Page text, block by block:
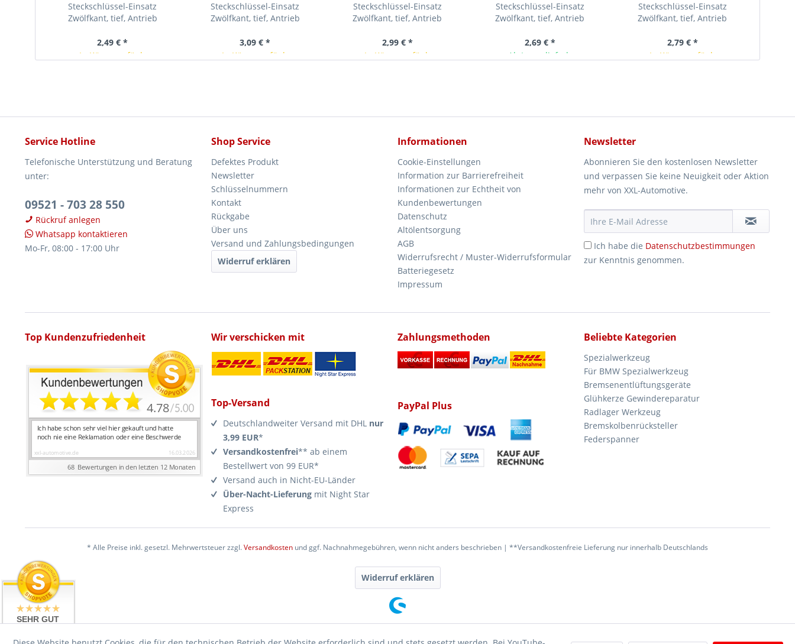
Steckschlüssel-Einsatz
Zwölfkant, tief, Antrieb
2,49 € *
In Kürze verfügbar
Steckschlüssel-Einsatz
Zwölfkant, tief, Antrieb
3,09 € *
In Kürze verfügbar
Steckschlüssel-Einsatz
Zwölfkant, tief, Antrieb
2,99 € *
In Kürze verfügbar
Steckschlüssel-Einsatz
Zwölfkant, tief, Antrieb
2,69 € *
Ab Lager lieferbar
Steckschlüssel-Einsatz
Zwölfkant, tief, Antrieb
2,79 € *
In Kürze verfügbar
Service Hotline
Telefonische Unterstützung und Beratung
unter:
09521 - 703 28 550
Rückruf anlegen
Whatsapp kontaktieren
Mo-Fr, 08:00 - 17:00 Uhr
Shop Service
Defektes Produkt
Newsletter
Schlüsselnummern
Kontakt
Rückgabe
Über uns
Versand und Zahlungsbedingungen
Widerruf erklären
Informationen
Cookie-Einstellungen
Information zur Barrierefreiheit
Informationen zur Echtheit von
Kundenbewertungen
Datenschutz
Altölentsorgung
AGB
Widerrufsrecht / Muster-Widerrufsformular
Batteriegesetz
Impressum
Newsletter
Abonnieren Sie den kostenlosen Newsletter
und verpassen Sie keine Neuigkeit oder Aktion
mehr von XXL-Automotive.
Ich habe die Datenschutzbestimmungen
zur Kenntnis genommen.
Top Kundenzufriedenheit Wir verschicken mit
Top-Versand
Deutschlandweiter Versand mit DHL nur
3,99 EUR*
Versandkostenfrei** ab einem
Bestellwert von 99 EUR*
Versand auch in Nicht-EU-Länder
Über-Nacht-Lieferung mit Night Star
Express
Zahlungsmethoden
PayPal Plus
Beliebte Kategorien
Spezialwerkzeug
Für BMW Spezialwerkzeug
Bremsenentlüftungsgeräte
Glühkerze Gewindereparatur
Radlager Werkzeug
Bremskolbenrücksteller
Federspanner
* Alle Preise inkl. gesetzl. Mehrwertsteuer zzgl.Versandkosten und ggf. Nachnahmegebühren, wenn nicht anders beschrieben | **Versandkostenfreie Lieferung nur innerhalb Deutschlands
Widerruf erklären
SEHR GUT
aus 17476